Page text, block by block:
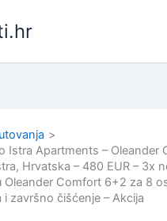
Istra Apartments – Oleander
Hrvatska – 480 EUR – 3x
Oleander Comfort 6+2 za 8
i završno čišćenje – Akcija